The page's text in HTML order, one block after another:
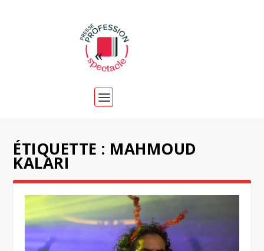
ÉTIQUETTE : MAHMOUD
KALARI